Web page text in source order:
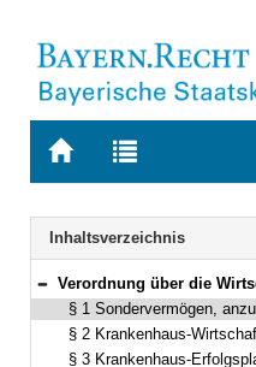
Zur
BAYERN.RECHT
Zur
letzten
Suche
Navigation
Inhaltsverzeichnis
Bereich reduzieren
Verordnung über die Wirtschaftsführung der kommunalen
§ 1 Sondervermögen,
§ 2 Krankenhaus-
§ 3 Krankenhaus-